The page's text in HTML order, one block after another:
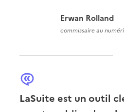
Erwan Rolland
commissaire au
LaSuite est un outil